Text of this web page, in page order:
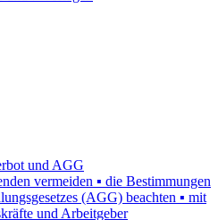
und AGG
vermeiden ▪ die Bestimmungen
(AGG) beachten ▪ mit
und Arbeitgeber